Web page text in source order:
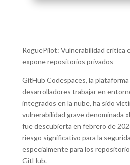
RoguePilot: Vulnerabilidad crítica
expone repositorios privados
GitHub Codespaces, la
desarrolladores trabajar en
integrados en la nube, ha sido
vulnerabilidad grave denominada
fue descubierta en febrero de
riesgo significativo para la
especialmente para los
GitHub.